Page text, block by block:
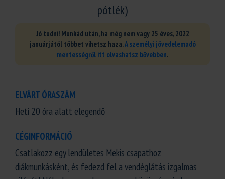
pótlék)
Jó tudni! Munkád után, ha még nem vagy 25 éves, 2022
januárjától többet vihetsz haza.A személyi jövedelemadó
mentességről itt olvashatsz bővebben.
ELVÁRT ÓRASZÁM
Heti 20 óra alatt elegendő
CÉGINFORMÁCIÓ
Csatlakozz egy lendületes Mekis csapathoz
diákmunkásként, és fedezd fel a vendéglátás izgalmas